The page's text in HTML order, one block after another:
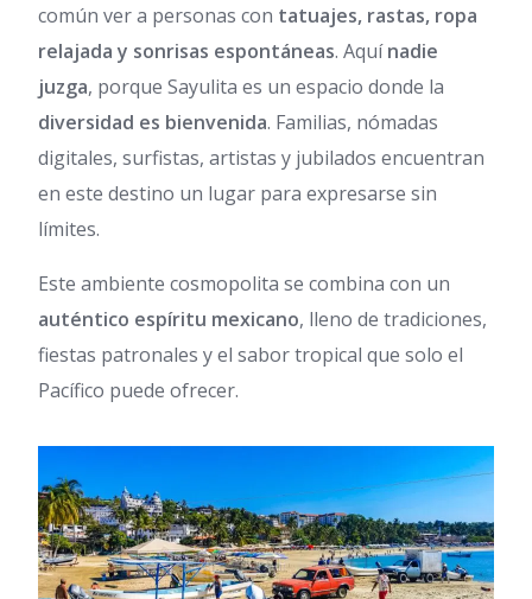
común ver a personas con tatuajes, rastas, ropa
relajada y sonrisas espontáneas. Aquínadie
juzga, porque Sayulita es un espacio donde la
diversidad es bienvenida. Familias, nómadas
digitales, surfistas, artistas y jubilados encuentran
en este destino un lugar para expresarse sin
límites.
Este ambiente cosmopolita se combina con un
auténtico espíritu mexicano, lleno de tradiciones,
fiestas patronales y el sabor tropical que solo el
Pacífico puede ofrecer.